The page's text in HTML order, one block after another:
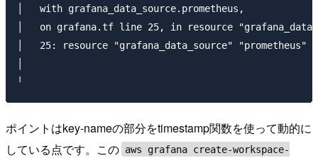
│   with grafana_data_source.prometheus,
│   on grafana.tf line 25, in resource
│   25: resource "grafana_data_source" "prometheus" {
ポイントはkey-nameの部分をtimestamp関数を使って動的に
している点です。この aws grafana create-workspace-